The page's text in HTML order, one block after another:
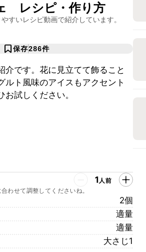
レシピ・作り方
すいレシピ動画で紹介しています。
保存286件
介です。花に見立てて飾ること
ト風味のアイスもアクセント
試しください。
1人前
わせて調整してくださいね。
2個
適量
適量
大さじ1